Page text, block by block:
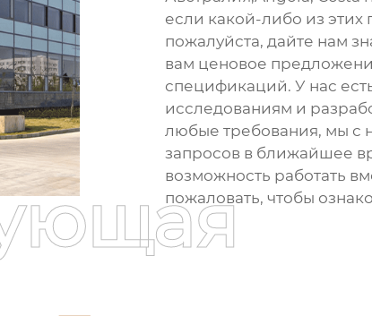
если какой-либо из этих
пожалуйста, дайте нам
вам ценовое
спецификаций. У нас
исследованиям и
любые требования, мы с
запросов в ближайшее
возможность работать
пожаловать, чтобы